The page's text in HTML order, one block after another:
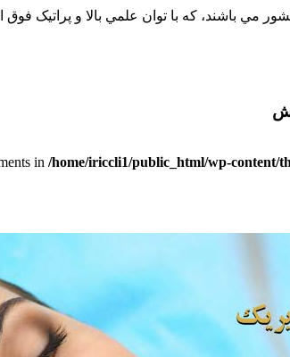
باشند، که با توان علمي بالا و پراتيک فوق
in /home/iriccli1/public_html/wp-content/